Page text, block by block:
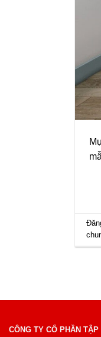
CÔNG TY CỔ PHẦN